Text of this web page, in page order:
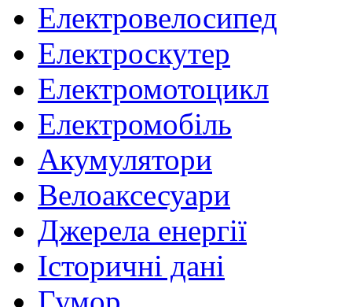
Електровелосипед
Електроскутер
Електромотоцикл
Електромобіль
Акумулятори
Велоаксесуари
Джерела енергії
Історичні дані